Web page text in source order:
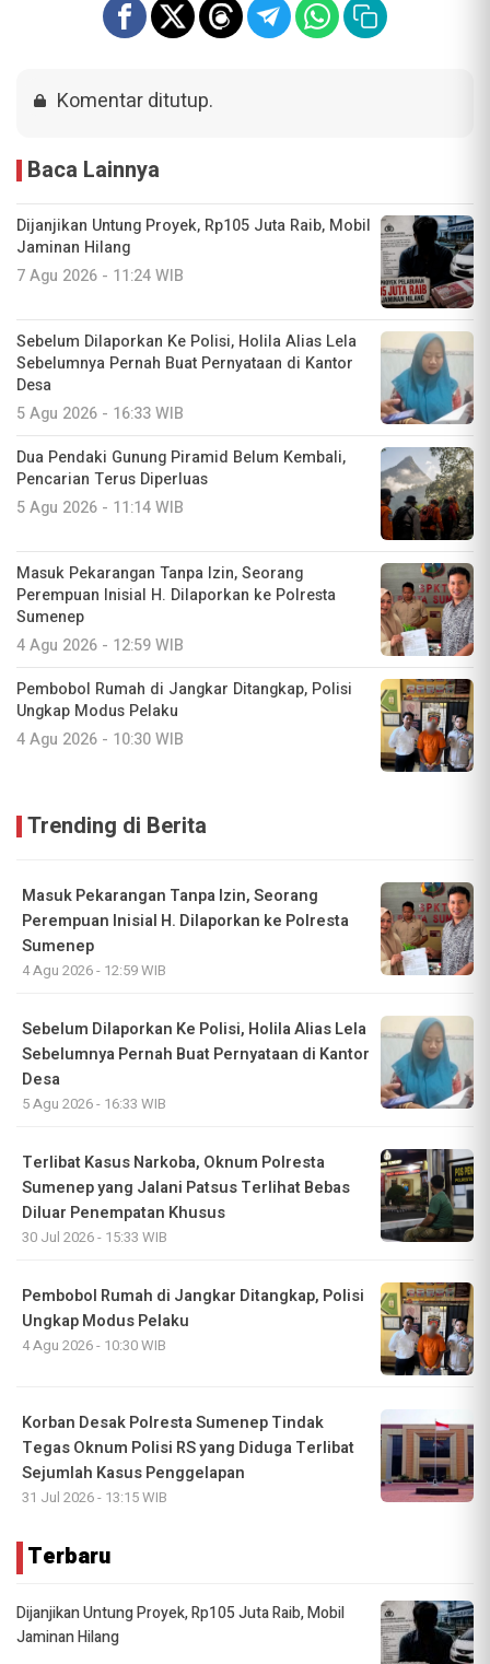
Komentar ditutup.
Baca Lainnya
Dijanjikan Untung Proyek, Rp105 Juta Raib, Mobil
Jaminan Hilang
7 Agu 2026 - 11:24 WIB
Sebelum Dilaporkan Ke Polisi, Holila Alias Lela
Sebelumnya Pernah Buat Pernyataan di Kantor
Desa
5 Agu 2026 - 16:33 WIB
Dua Pendaki Gunung Piramid Belum Kembali,
Pencarian Terus Diperluas
5 Agu 2026 - 11:14 WIB
Masuk Pekarangan Tanpa Izin, Seorang
Perempuan Inisial H. Dilaporkan ke Polresta
Sumenep
4 Agu 2026 - 12:59 WIB
Pembobol Rumah di Jangkar Ditangkap, Polisi
Ungkap Modus Pelaku
4 Agu 2026 - 10:30 WIB
Trending di Berita
Masuk Pekarangan Tanpa Izin, Seorang
Perempuan Inisial H. Dilaporkan ke Polresta
Sumenep
4 Agu 2026 - 12:59 WIB
Sebelum Dilaporkan Ke Polisi, Holila Alias Lela
Sebelumnya Pernah Buat Pernyataan di Kantor
Desa
5 Agu 2026 - 16:33 WIB
Terlibat Kasus Narkoba, Oknum Polresta
Sumenep yang Jalani Patsus Terlihat Bebas
Diluar Penempatan Khusus
30 Jul 2026 - 15:33 WIB
Pembobol Rumah di Jangkar Ditangkap, Polisi
Ungkap Modus Pelaku
4 Agu 2026 - 10:30 WIB
Korban Desak Polresta Sumenep Tindak
Tegas Oknum Polisi RS yang Diduga Terlibat
Sejumlah Kasus Penggelapan
31 Jul 2026 - 13:15 WIB
Terbaru
Dijanjikan Untung Proyek, Rp105 Juta Raib, Mobil
Jaminan Hilang